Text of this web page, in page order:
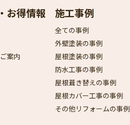
お得情報
案内
施工事例
全ての事例
外壁塗装の事例
屋根塗装の事例
防水工事の事例
屋根葺き替えの事例
屋根カバー工事の事例
その他リフォームの事例